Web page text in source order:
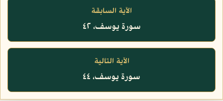
الآية السابقة
سورة يوسف، ٤٢
الآية التالية
سورة يوسف، ٤٤